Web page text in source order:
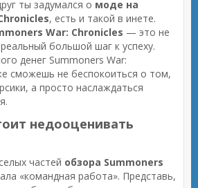
ты задумался о моде на
, есть и такой в инете.
War: Chronicles — это не
большой шаг к успеху.
денег Summoners War:
сможешь не беспокоиться о том,
а просто наслаждаться
недооценивать
частей обзора Summoners
«командная работа». Представь,